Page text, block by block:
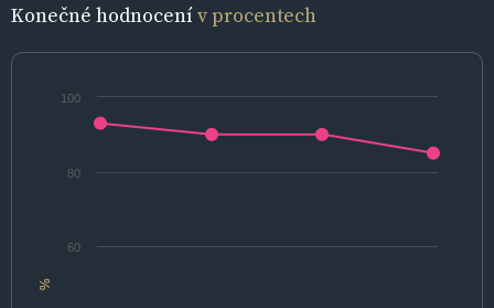
Konečné hodnocenív procentech
%
60
80
100